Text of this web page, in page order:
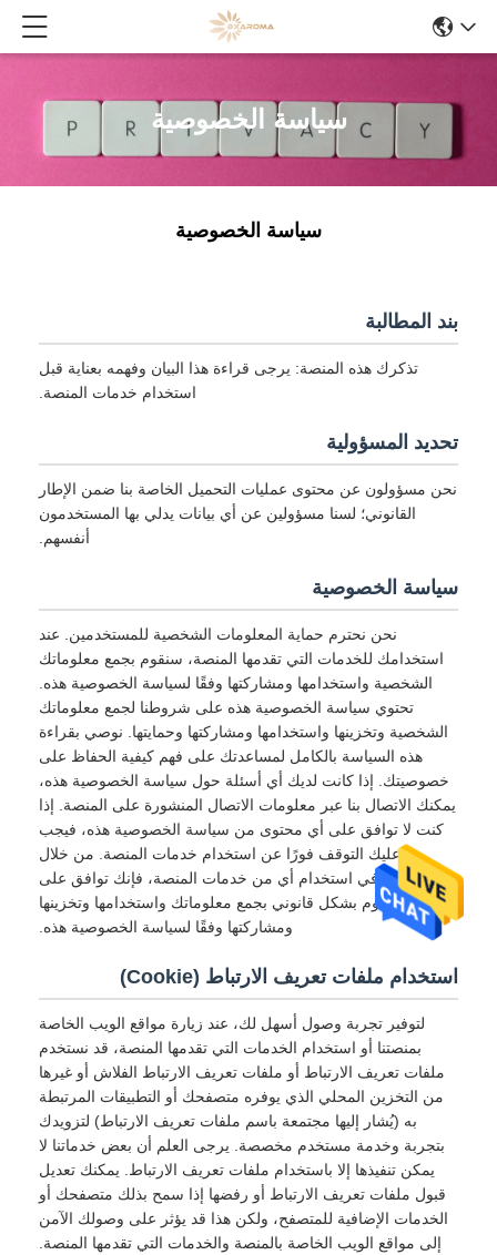
سياسة الخصوصية
سياسة الخصوصية
بند المطالبة
تذكرك هذه المنصة: يرجى قراءة هذا البيان وفهمه بعناية قبل
استخدام خدمات المنصة.
تحديد المسؤولية
نحن مسؤولون عن محتوى عمليات التحميل الخاصة بنا ضمن الإطار
القانوني؛ لسنا مسؤولين عن أي بيانات يدلي بها المستخدمون
أنفسهم.
سياسة الخصوصية
نحن نحترم حماية المعلومات الشخصية للمستخدمين. عند
استخدامك للخدمات التي تقدمها المنصة، سنقوم بجمع معلوماتك
الشخصية واستخدامها ومشاركتها وفقًا لسياسة الخصوصية هذه.
تحتوي سياسة الخصوصية هذه على شروطنا لجمع معلوماتك
الشخصية وتخزينها واستخدامها ومشاركتها وحمايتها. نوصي بقراءة
هذه السياسة بالكامل لمساعدتك على فهم كيفية الحفاظ على
خصوصيتك. إذا كانت لديك أي أسئلة حول سياسة الخصوصية هذه،
يمكنك الاتصال بنا عبر معلومات الاتصال المنشورة على المنصة. إذا
كنت لا توافق على أي محتوى من سياسة الخصوصية هذه، فيجب
عليك التوقف فورًا عن استخدام خدمات المنصة. من خلال
الاستمرار في استخدام أي من خدمات المنصة، فإنك توافق على
أننا سنقوم بشكل قانوني بجمع معلوماتك واستخدامها وتخزينها
ومشاركتها وفقًا لسياسة الخصوصية هذه.
استخدام ملفات تعريف الارتباط (Cookie)
لتوفير تجربة وصول أسهل لك، عند زيارة مواقع الويب الخاصة
بمنصتنا أو استخدام الخدمات التي تقدمها المنصة، قد نستخدم
ملفات تعريف الارتباط أو ملفات تعريف الارتباط الفلاش أو غيرها
من التخزين المحلي الذي يوفره متصفحك أو التطبيقات المرتبطة
به (يُشار إليها مجتمعة باسم ملفات تعريف الارتباط) لتزويدك
بتجربة وخدمة مستخدم مخصصة. يرجى العلم أن بعض خدماتنا لا
يمكن تنفيذها إلا باستخدام ملفات تعريف الارتباط. يمكنك تعديل
قبول ملفات تعريف الارتباط أو رفضها إذا سمح بذلك متصفحك أو
الخدمات الإضافية للمتصفح، ولكن هذا قد يؤثر على وصولك الآمن
إلى مواقع الويب الخاصة بالمنصة والخدمات التي تقدمها المنصة.